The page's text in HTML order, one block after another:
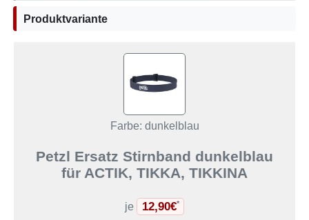
Produktvariante
Farbe: dunkelblau
Petzl Ersatz Stirnband dunkelblau
für ACTIK, TIKKA, TIKKINA
je 12,90€*